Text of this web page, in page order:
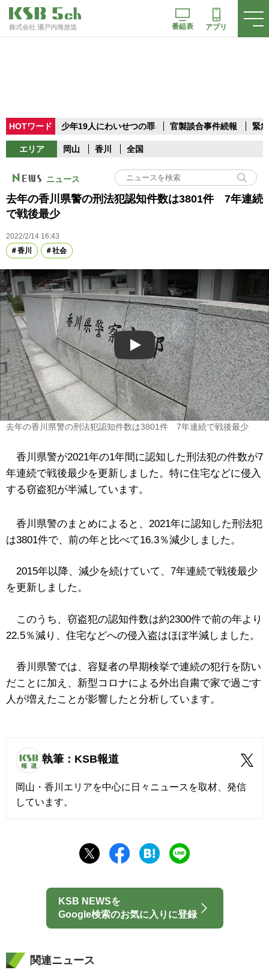
株式会社 瀬戸内海放送 番組表 アプリ
HOTワード 少年19人にわいせつの罪 官製談合事件続報 緊
エリア 岡山 香川 全国
ニュース
去年の香川県警の刑法犯認知件数は3801件 7年連続
で戦後最少
2022/2/14 16:43
香川
社会
Play
去年の香川県警の刑法犯認知件数は3801件 7年連続で戦後最少
香川県警が2021年の1年間に認知した刑法犯の件数が7
年連続で戦後最少を更新しました。特に住宅などに侵入
する窃盗犯が半減しています。
香川県警のまとめによると、2021年に認知した刑法犯
は3801件で、前の年と比べて16.3％減少しました。
2015年以降、減少を続けていて、7年連続で戦後最少
を更新しました。
このうち、窃盗犯の認知件数は約2300件で前の年より
22.5％減り、住宅などへの侵入盗はほぼ半減しました。
香川県警では、容疑者の早期検挙で連続の犯行を防い
だことに加え、新型コロナによる外出自粛で家で過ごす
人が増えたことが影響したと分析しています。
執筆：KSB報道
岡山・香川エリアを中心に日々ニュースを取材、発信
しています。
KSB NEWSを
Google検索のお気に入りに登録
関連ニュース